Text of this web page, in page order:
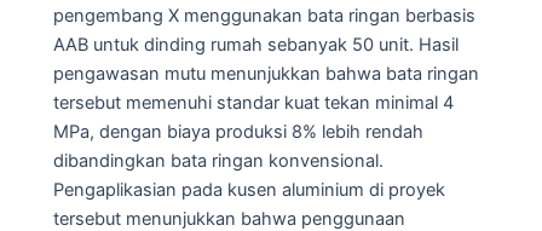
pengembang X menggunakan bata ringan berbasis
AAB untuk dinding rumah sebanyak 50 unit. Hasil
pengawasan mutu menunjukkan bahwa bata ringan
tersebut memenuhi standar kuat tekan minimal 4
MPa, dengan biaya produksi 8% lebih rendah
dibandingkan bata ringan konvensional.
Pengaplikasian pada kusen aluminium di proyek
tersebut menunjukkan bahwa penggunaan